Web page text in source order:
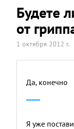
Будете
от
1 октября 2012 г.
Да, конечно
Я уже